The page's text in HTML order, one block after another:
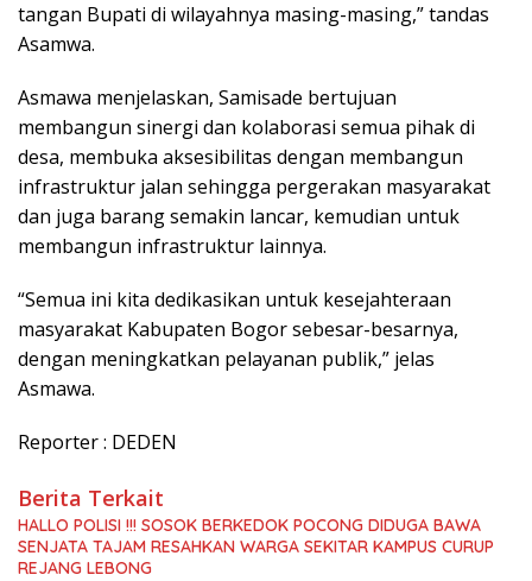
tangan Bupati di wilayahnya masing-masing,” tandas
Asamwa.
Asmawa menjelaskan, Samisade bertujuan
membangun sinergi dan kolaborasi semua pihak di
desa, membuka aksesibilitas dengan membangun
infrastruktur jalan sehingga pergerakan masyarakat
dan juga barang semakin lancar, kemudian untuk
membangun infrastruktur lainnya.
“Semua ini kita dedikasikan untuk kesejahteraan
masyarakat Kabupaten Bogor sebesar-besarnya,
dengan meningkatkan pelayanan publik,” jelas
Asmawa.
Reporter : DEDEN
Berita Terkait
HALLO POLISI !!! SOSOK BERKEDOK POCONG DIDUGA BAWA
SENJATA TAJAM RESAHKAN WARGA SEKITAR KAMPUS CURUP
REJANG LEBONG